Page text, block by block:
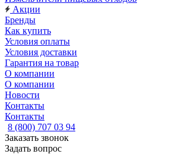
Акции
Бренды
Как купить
Условия оплаты
Условия доставки
Гарантия на товар
О компании
О компании
Новости
Контакты
Контакты
8 (800) 707 03 94
Заказать звонок
Задать вопрос